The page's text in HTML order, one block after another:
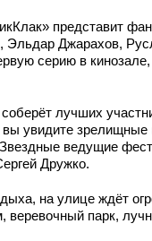
представит
Джарахов,
серию в
лучших
увидите зрелищные
ведущие
Дружко.
на улице ждёт
парк,